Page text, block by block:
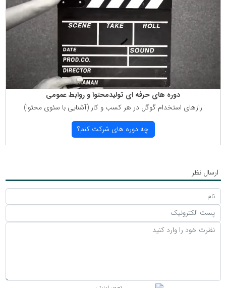
دوره های حرفه ای تولیدمحتوا و روابط عمومی
رازهای استخدام گوگل در هر كسب و كار (آشنایی با سئوی محتوا)
چه دوره های شركت كنم؟
ارسال نظر